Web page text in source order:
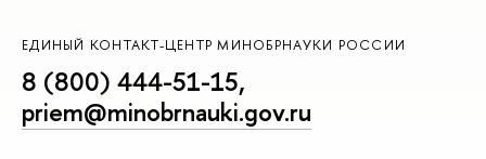
ЕДИНЫЙ КОНТАКТ-ЦЕНТР МИНОБРНАУКИ РОССИИ
8 (800) 444-51-15,
priem@minobrnauki.gov.ru